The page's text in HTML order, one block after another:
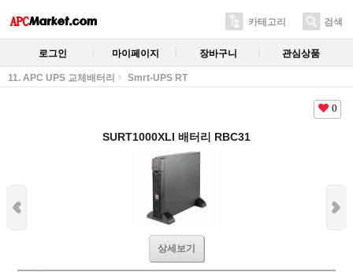
카테고리 검색
로그인 마이페이지 장바구니 관심상품
11. APC UPS 교체배터리 Smrt-UPS RT
0
SURT1000XLI 배터리 RBC31
상세보기